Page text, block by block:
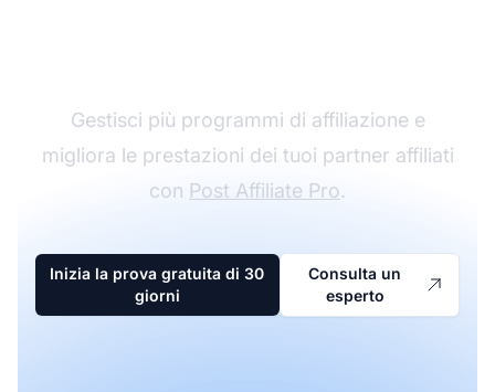
Gestisci più programmi di affiliazione e
migliora le prestazioni dei tuoi partner affiliati
con Post Affiliate Pro.
Inizia la prova gratuita di 30
giorni
Consulta un
esperto